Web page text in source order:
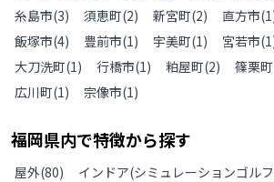
糸島市(3) 須恵町(2) 新宮町(2) 直方市(1
飯塚市(4) 豊前市(1) 宇美町(1) 宮若市(1
大刀洗町(1) 行橋市(1) 粕屋町(2) 篠栗町
広川町(1) 宗像市(1)
福岡県内で特徴から探す
屋外(80) インドア(シミュレーションゴル